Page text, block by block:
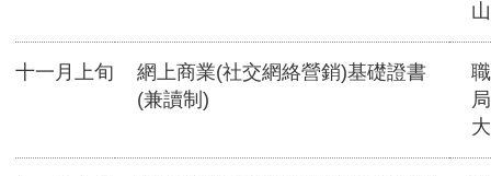
十一月上旬
網上商業(社交網絡營銷)基礎證書
(兼讀制)